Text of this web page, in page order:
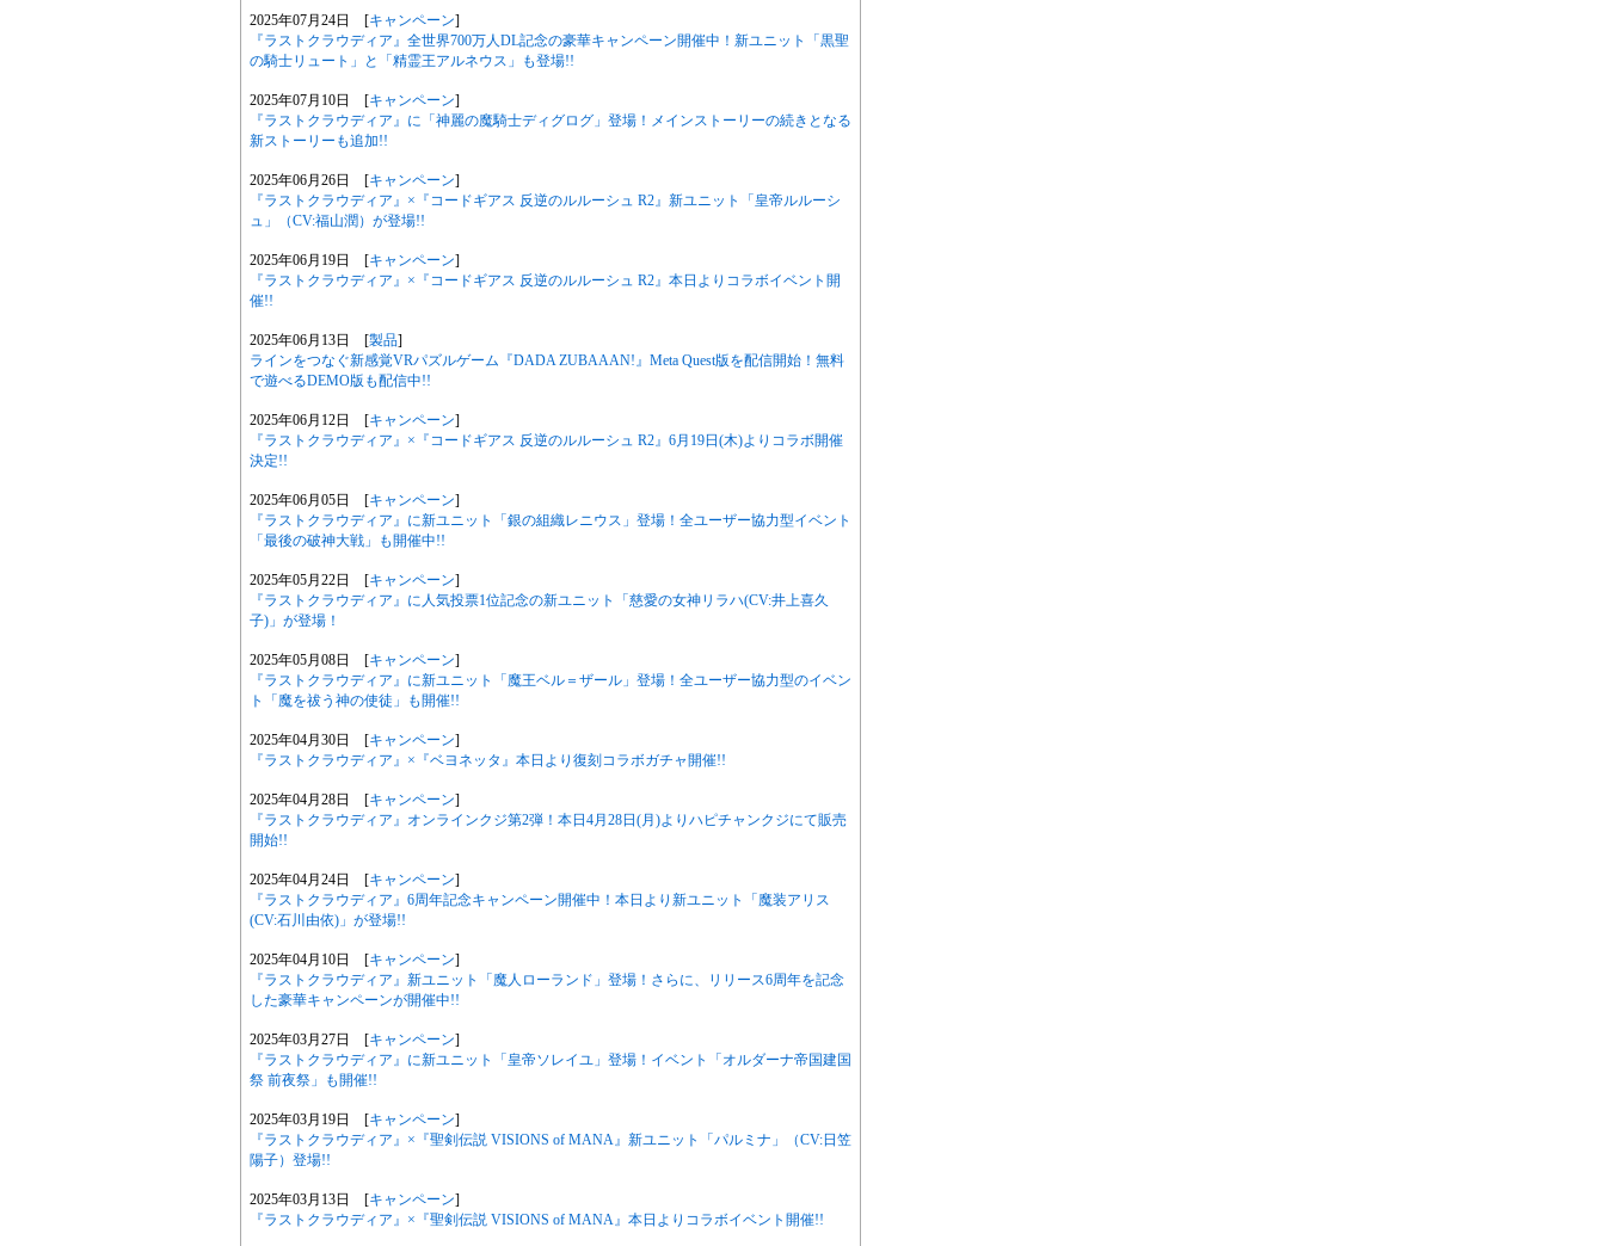
2025年07月24日 [キャンペーン]
『ラストクラウディア』全世界700万人DL記念の豪華キャンペーン開催中！新ユニット「黒聖
の騎士リュート」と「精霊王アルネウス」も登場!!
2025年07月10日 [キャンペーン]
『ラストクラウディア』に「神麗の魔騎士ディグログ」登場！メインストーリーの続きとなる
新ストーリーも追加!!
2025年06月26日 [キャンペーン]
『ラストクラウディア』×『コードギアス 反逆のルルーシュ R2』新ユニット「皇帝ルルーシ
ュ」（CV:福山潤）が登場!!
2025年06月19日 [キャンペーン]
『ラストクラウディア』×『コードギアス 反逆のルルーシュ R2』本日よりコラボイベント開
催!!
2025年06月13日 [製品]
ラインをつなぐ新感覚VRパズルゲーム『DADA ZUBAAAN!』Meta Quest版を配信開始！無料
で遊べるDEMO版も配信中!!
2025年06月12日 [キャンペーン]
『ラストクラウディア』×『コードギアス 反逆のルルーシュ R2』6月19日(木)よりコラボ開催
決定!!
2025年06月05日 [キャンペーン]
『ラストクラウディア』に新ユニット「銀の組織レニウス」登場！全ユーザー協力型イベント
「最後の破神大戦」も開催中!!
2025年05月22日 [キャンペーン]
『ラストクラウディア』に人気投票1位記念の新ユニット「慈愛の女神リラハ(CV:井上喜久
子)」が登場！
2025年05月08日 [キャンペーン]
『ラストクラウディア』に新ユニット「魔王ベル＝ザール」登場！全ユーザー協力型のイベン
ト「魔を祓う神の使徒」も開催!!
2025年04月30日 [キャンペーン]
『ラストクラウディア』×『ベヨネッタ』本日より復刻コラボガチャ開催!!
2025年04月28日 [キャンペーン]
『ラストクラウディア』オンラインクジ第2弾！本日4月28日(月)よりハピチャンクジにて販売
開始!!
2025年04月24日 [キャンペーン]
『ラストクラウディア』6周年記念キャンペーン開催中！本日より新ユニット「魔装アリス
(CV:石川由依)」が登場!!
2025年04月10日 [キャンペーン]
『ラストクラウディア』新ユニット「魔人ローランド」登場！さらに、リリース6周年を記念
した豪華キャンペーンが開催中!!
2025年03月27日 [キャンペーン]
『ラストクラウディア』に新ユニット「皇帝ソレイユ」登場！イベント「オルダーナ帝国建国
祭 前夜祭」も開催!!
2025年03月19日 [キャンペーン]
『ラストクラウディア』×『聖剣伝説 VISIONS of MANA』新ユニット「パルミナ」（CV:日笠
陽子）登場!!
2025年03月13日 [キャンペーン]
『ラストクラウディア』×『聖剣伝説 VISIONS of MANA』本日よりコラボイベント開催!!